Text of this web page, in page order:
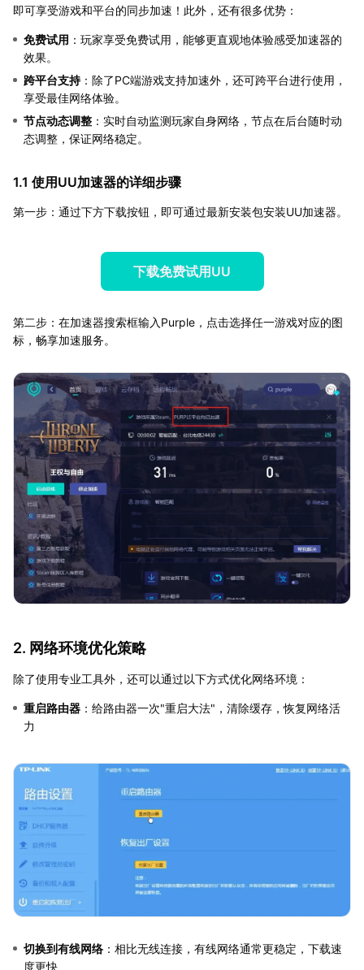
即可享受游戏和平台的同步加速！此外，还有很多优势：
免费试用 ：玩家享受免费试用，能够更直观地体验感受加速器的
效果。
跨平台支持：除了PC端游戏支持加速外，还可跨平台进行使用，
享受最佳网络体验。
节点动态调整 ：实时自动监测玩家自身网络，节点在后台随时动
态调整，保证网络稳定。
1.1 使用UU加速器的详细步骤
第一步：通过下方下载按钮，即可通过最新安装包安装UU加速器。
下载免费试用UU
第二步：在加速器搜索框输入Purple，点击选择任一游戏对应的图
标，畅享加速服务。
2. 网络环境优化策略
除了使用专业工具外，还可以通过以下方式优化网络环境：
重启路由器 ：给路由器一次"重启大法"，清除缓存，恢复网络活
力
切换到有线网络 ：相比无线连接，有线网络通常更稳定，下载速
度更快